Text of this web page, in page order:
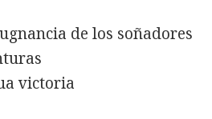
de los soñadores
victoria